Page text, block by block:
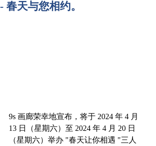
- 春天与您相约。
9s 画廊荣幸地宣布，将于 2024 年 4 月
13 日（星期六）至 2024 年 4 月 20 日
（星期六）举办 "春天让你相遇 "三人